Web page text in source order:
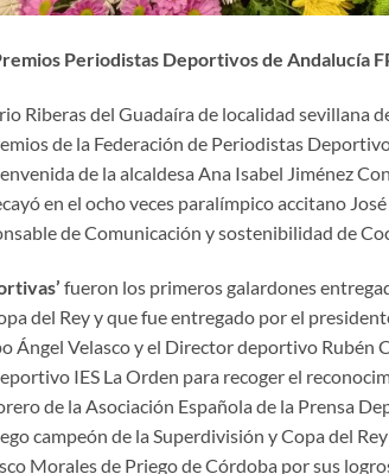
Periodistas Deportivos de Andalucía
Riberas del Guadaíra de localidad sevillana
de la Federación de Periodistas
de la alcaldesa Ana Isabel Jiménez
en el ocho veces paralímpico accitano
de Comunicación y sostenibilidad de
fueron los primeros galardones
del Rey y que fue entregado por el
Ángel Velasco y el Director deportivo Rubén
IES La Orden para recoger el
de la Asociación Española de la Prensa
campeón de la Superdivisión y Copa del
Morales de Priego de Córdoba por sus